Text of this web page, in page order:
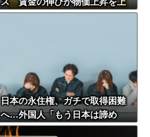
回る
日本の永住権、ガチで取得困難
へ…外国人「もう日本は諦め
る」